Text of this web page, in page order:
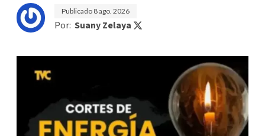
Publicado 8 ago. 2026
Por: Suany Zelaya